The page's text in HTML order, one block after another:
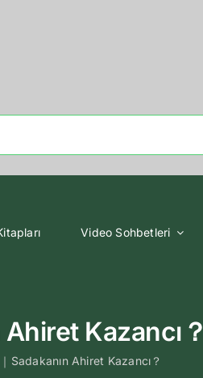
Video Sohbetleri
Kazancı？
Sadakanın Ahiret Kazancı？